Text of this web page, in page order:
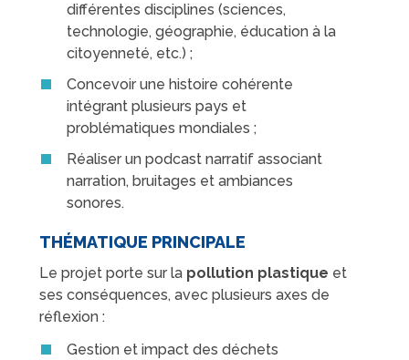
différentes disciplines (sciences,
technologie, géographie, éducation à la
citoyenneté, etc.) ;
Concevoir une histoire cohérente
intégrant plusieurs pays et
problématiques mondiales ;
Réaliser un podcast narratif associant
narration, bruitages et ambiances
sonores.
THÉMATIQUE PRINCIPALE
Le projet porte sur la pollution plastique et
ses conséquences, avec plusieurs axes de
réflexion :
Gestion et impact des déchets